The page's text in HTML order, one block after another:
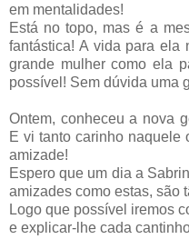
em mentalidades!
Está no topo, mas é a
fantástica! A vida para ela
grande mulher como ela
possível! Sem dúvida uma
Ontem, conheceu a nova
E vi tanto carinho naquele
amizade!
Espero que um dia a
amizades como estas, são
Logo que possível iremos
e explicar-lhe cada